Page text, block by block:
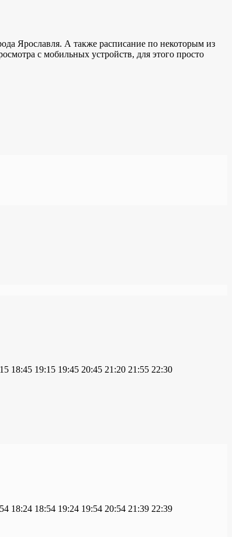
Ярославля. А также расписание по некоторым из
с мобильных устройств, для этого просто
18:45 19:15 19:45 20:45 21:20 21:55 22:30
18:24 18:54 19:24 19:54 20:54 21:39 22:39